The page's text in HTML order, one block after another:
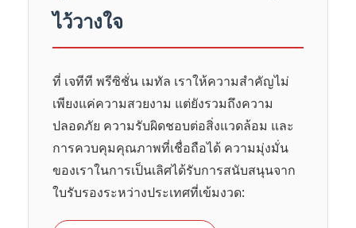
ไว้วางใจ
ที่ เจทีที พรีซิชั่น เมทัล เราให้ความสำคัญไม่
เพียงแค่ความสวยงาม แต่ยังรวมถึงความ
ปลอดภัย ความรับผิดชอบต่อสิ่งแวดล้อม และ
การควบคุมคุณภาพที่เชื่อถือได้ ความมุ่งมั่น
ของเราในการเป็นเลิศได้รับการสนับสนุนจาก
ใบรับรองระหว่างประเทศที่เข้มงวด: